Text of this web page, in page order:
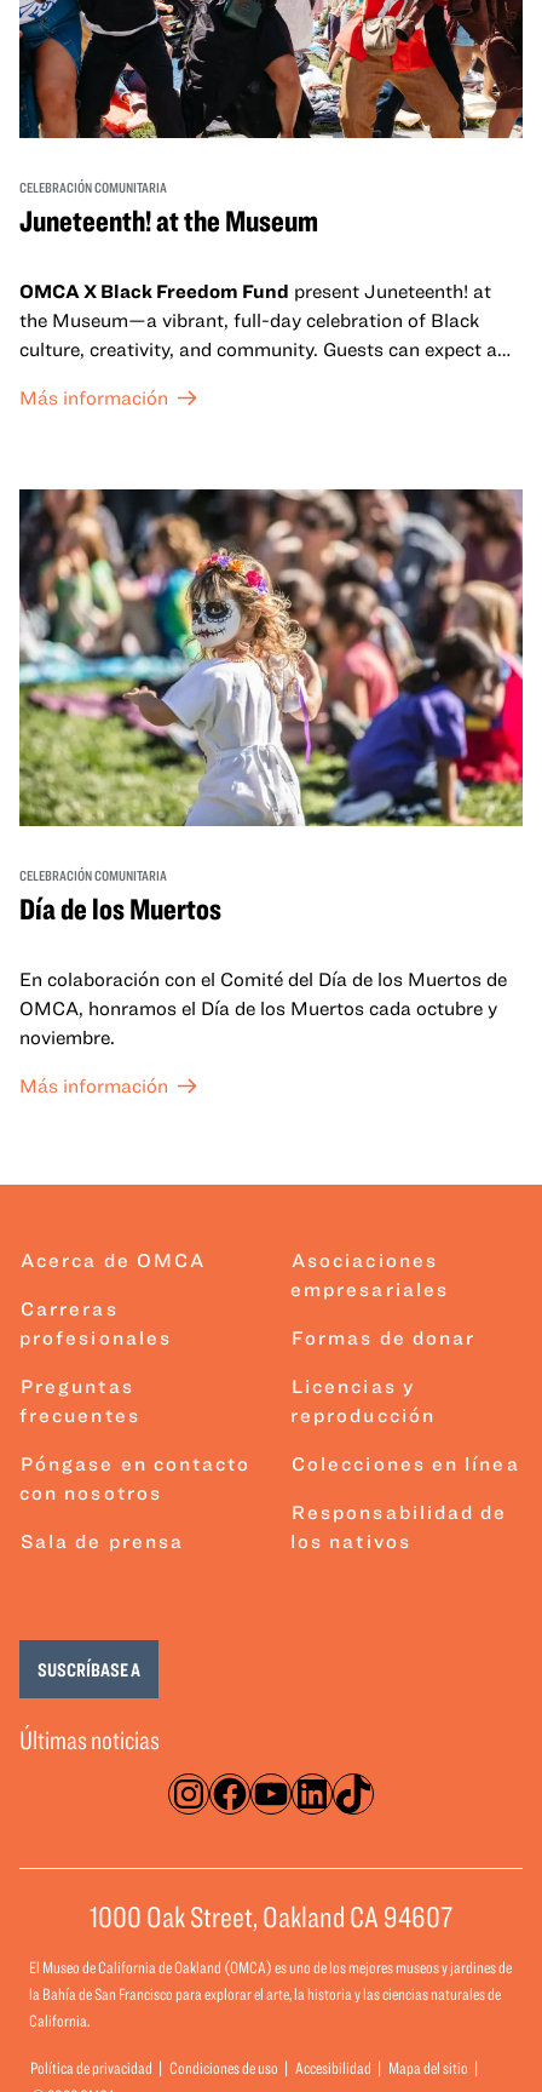
CELEBRACIÓN COMUNITARIA
Juneteenth! at the Museum
OMCA X Black Freedom Fund present Juneteenth! at
the Museum—a vibrant, full-day celebration of Black
culture, creativity, and community. Guests can expect a
sets from boundary-pushing artists, delicious offerings
move, make, and connect in celebration of Black culture.
Más información
CELEBRACIÓN COMUNITARIA
Día de los Muertos
En colaboración con el Comité del Día de los Muertos de
OMCA, honramos el Día de los Muertos cada octubre y
noviembre.
Más información
Acerca de OMCA
Carreras
profesionales
Preguntas
frecuentes
Póngase en contacto
con nosotros
Sala de prensa
Asociaciones
empresariales
Formas de donar
Licencias y
reproducción
Colecciones en línea
Responsabilidad de
los nativos
Instagram
Facebook
YouTube
LinkedIn
TikTok
Últimas noticias
SUSCRÍBASE A
1000 Oak Street, Oakland CA 94607
El Museo de California de Oakland (OMCA) es uno de los mejores museos y jardines de
la Bahía de San Francisco para explorar el arte, la historia y las ciencias naturales de
California.
Política de privacidad Condiciones de uso Accesibilidad
Mapa del sitio